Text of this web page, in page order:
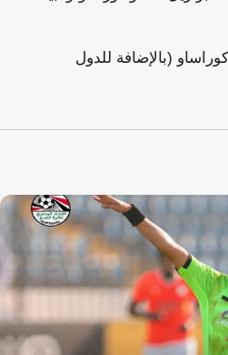
كوراساو (بالإضافة للدول